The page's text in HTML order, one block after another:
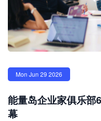
Mon Jun 29 2026
能量岛企业家俱乐
幕